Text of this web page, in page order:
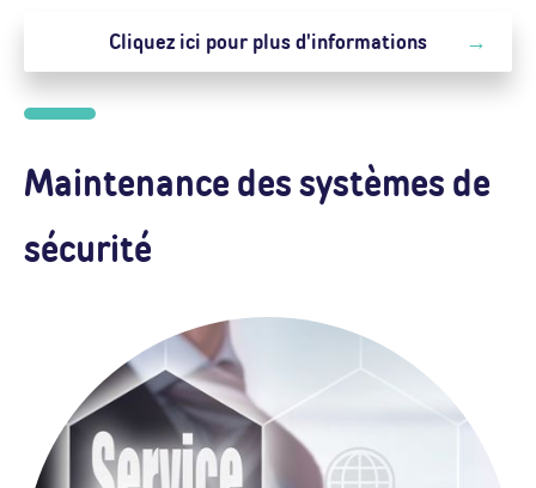
Cliquez ici pour plus d'informations
Maintenance des systèmes de
sécurité